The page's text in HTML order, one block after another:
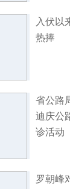
入伏以
热捧
省公路
迪庆公
诊活动
罗朝峰